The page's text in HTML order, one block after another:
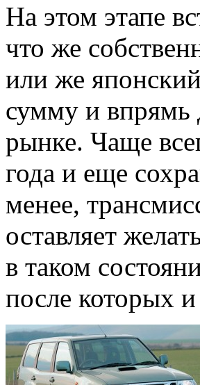
На этом этапе
что же
или же
сумму и впрямь
рынке. Чаще
года и еще
менее,
оставляет
в таком
после которых